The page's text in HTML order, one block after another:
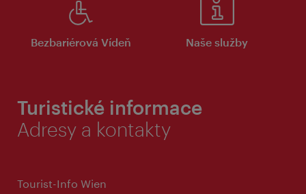
Bezbariérová Vídeň Naše služby
Turistické informace
Adresy a kontakty
Tourist-Info Wien